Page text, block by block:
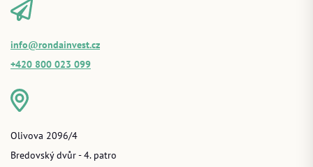
info@rondainvest.cz
+420 800 023 099
Olivova 2096/4
Bredovský dvůr - 4. patro